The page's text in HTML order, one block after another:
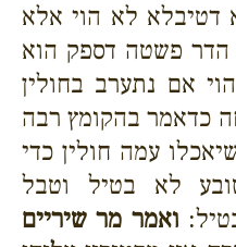
דטיבלא לא הוי אלא
הדר פשטה דספק הוא
אם נתערב בחולין
כדאמר בהקומץ רבה
עמה חולין כדי
לא בטיל וטבל
ואמר מר שיריים